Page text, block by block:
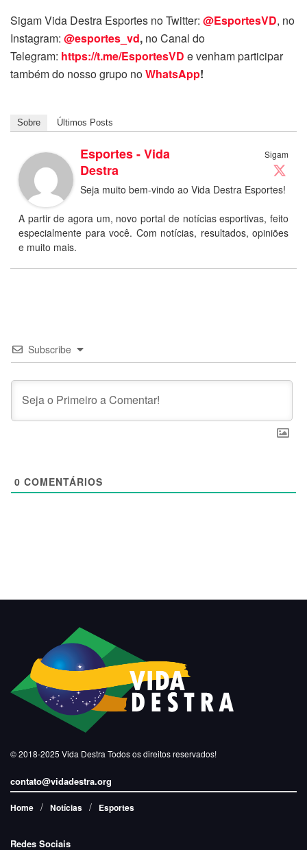
Sigam Vida Destra Esportes no Twitter: @EsportesVD, no
Instagram: @esportes_vd, no Canal do
Telegram: https://t.me/EsportesVD e venham participar
também do nosso grupo noWhatsApp!
Sobre Últimos Posts
Sigam
Esportes - Vida
Destra
Seja muito bem-vindo ao Vida Destra Esportes!
A partir de agora um, novo portal de notícias esportivas, feito
especialmente para você. Com notícias, resultados, opiniões
e muito mais.
Subscribe
0 COMENTÁRIOS
© 2018-2025 Vida Destra Todos os direitos reservados!
contato@vidadestra.org
Home Notícias Esportes
Redes Sociais